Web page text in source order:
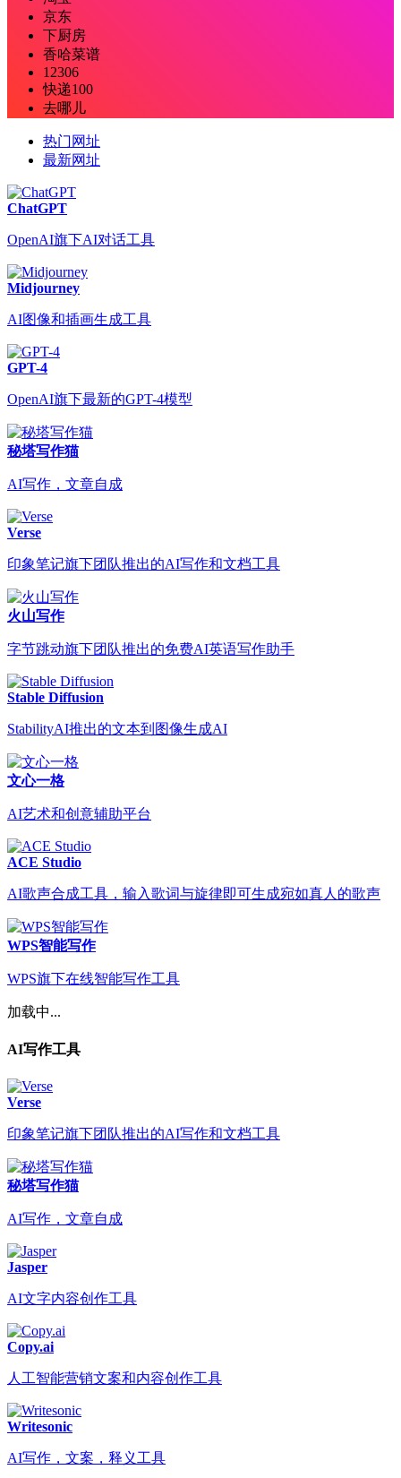
京东
下厨房
香哈菜谱
12306
快递100
去哪儿
热门网址
最新网址
ChatGPT
OpenAI旗下AI对话工具
Midjourney
AI图像和插画生成工具
GPT-4
OpenAI旗下最新的GPT-4模型
秘塔写作猫
AI写作，文章自成
Verse
印象笔记旗下团队推出的AI写作和文档工具
火山写作
字节跳动旗下团队推出的免费AI英语写作助手
Stable Diffusion
StabilityAI推出的文本到图像生成AI
文心一格
AI艺术和创意辅助平台
ACE Studio
AI歌声合成工具，输入歌词与旋律即可生成宛如真人的歌声
WPS智能写作
WPS旗下在线智能写作工具
加载中...
AI写作工具
Verse
印象笔记旗下团队推出的AI写作和文档工具
秘塔写作猫
AI写作，文章自成
Jasper
AI文字内容创作工具
Copy.ai
人工智能营销文案和内容创作工具
Writesonic
AI写作，文案，释义工具